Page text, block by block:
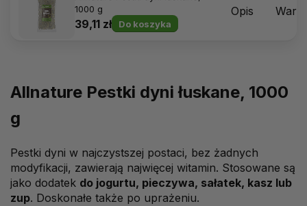
1000 g
39,11 zł Do koszyka
Opis
Allnature Pestki dyni łuskane, 1000
g
Pestki dyni w najczystszej postaci, bez żadnych
modyfikacji, zawierają najwięcej witamin. Stosowane są
jako dodatek do jogurtu, pieczywa, sałatek, kasz lub
zup. Doskonałe także po uprażeniu.